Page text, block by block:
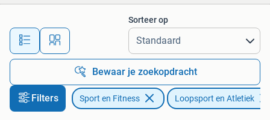
Alle afstanden…
Sorteer op
Bewaar je zoekopdracht
Filters Sport en Fitness Loopsport en Atletiek